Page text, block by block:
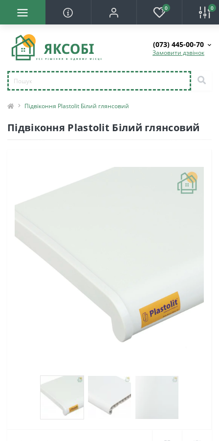
0 0
(073) 445-00-70
Замовити дзвінок
Підвіконня Plastolit Білий глянсовий
Підвіконня Plastolit Білий глянсовий